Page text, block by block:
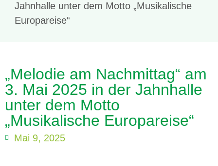
Jahnhalle unter dem Motto „Musikalische
Europareise“
„Melodie am Nachmittag“ am
3. Mai 2025 in der Jahnhalle
unter dem Motto
„Musikalische Europareise“
Mai 9, 2025